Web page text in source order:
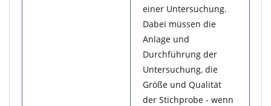
einer Untersuchung.
Dabei müssen die
Anlage und
Durchführung der
Untersuchung, die
Größe und Qualität
der Stichprobe - wenn